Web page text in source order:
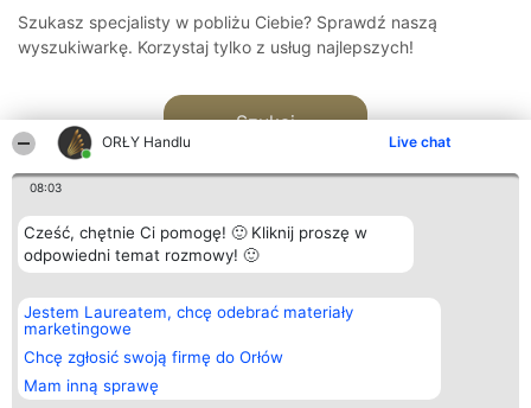
ORŁY Handlu Live chat
08:03
Cześć, chętnie Ci pomogę! 🙂 Kliknij proszę w
odpowiedni temat rozmowy! 🙂
Jestem Laureatem, chcę odebrać materiały
marketingowe
Chcę zgłosić swoją firmę do Orłów
Mam inną sprawę
Szukasz specjalisty w pobliżu Ciebie? Sprawdź naszą
wyszukiwarkę. Korzystaj tylko z usług najlepszych!
Szukaj
Organizator plebiscytu
Bright Side Solutions sp. z o.
o. sp. k.
ul. Ruska 22
Wrocław 50-079
KRS 0000749100 | Regon
381313360 | NIP 8943132676
Plebiscyt
Laureaci
wszystkich
Laureatów
Regulamin
Kontakt
Kontakt